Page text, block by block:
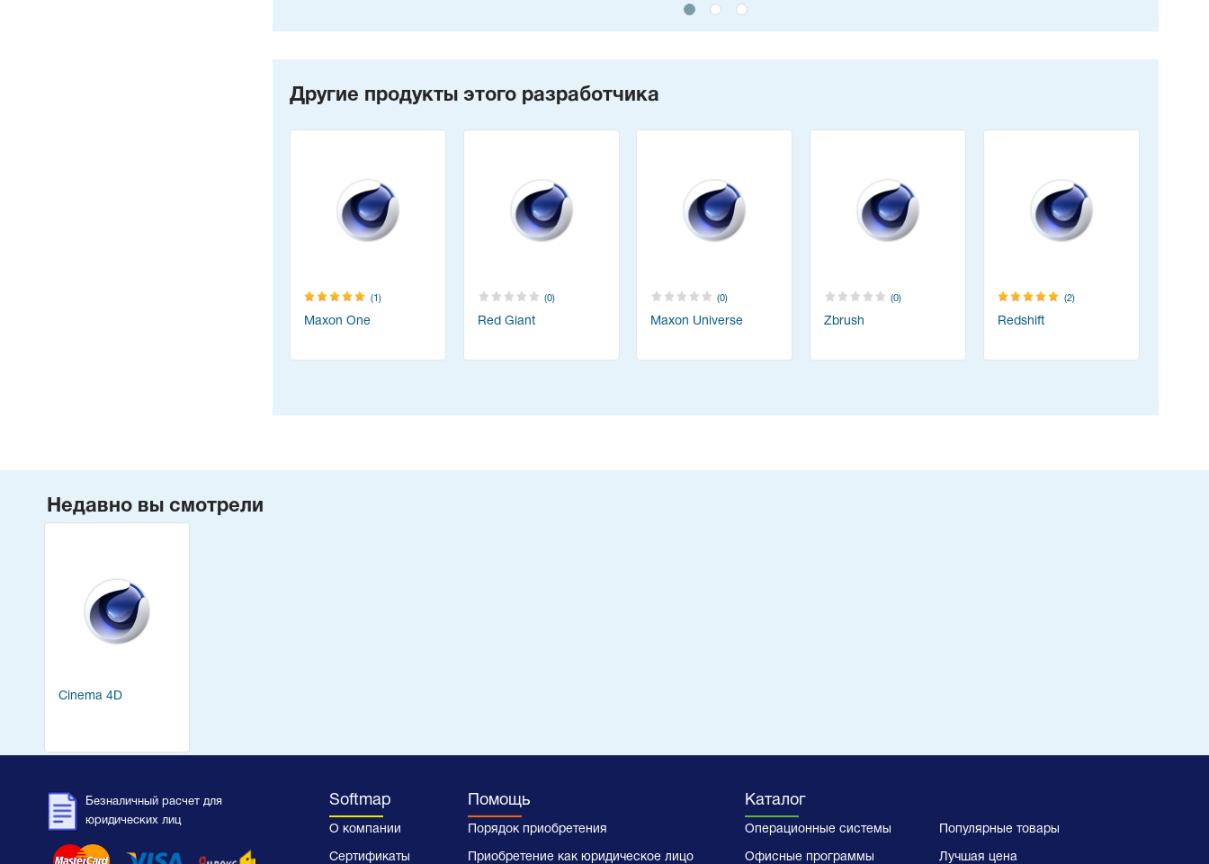
Другие продукты этого разработчика
(1)
Maxon One
(0)
Red Giant
(0)
Maxon Universe
(0)
Zbrush
(2)
Redshift
Недавно вы смотрели
Cinema 4D
Безналичный расчет для
юридических лиц
Softmap
О компании
Сертификаты
Помощь
Порядок приобретения
Приобретение как юридическое лицо
Каталог
Операционные системы
Офисные программы
Популярные товары
Лучшая цена